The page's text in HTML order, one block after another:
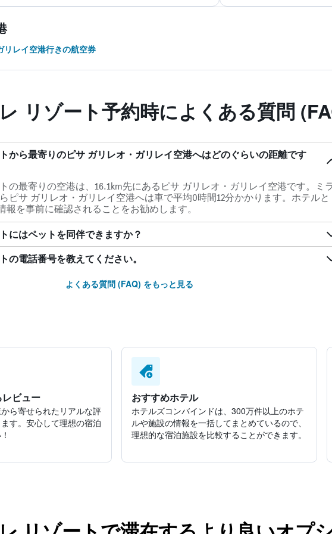
リレイ空港行きの航空券
リゾート予約時によくある質問
から最寄りのピサ ガリレオ・ガリレイ空港へはどのぐらいの距離です
の最寄りの空港は、16.1km先にあるピサ ガリレオ・ガリレイ空港です。ミ
ピサ ガリレオ・ガリレイ空港へは車で平均0時間12分かかります。ホテルと
報を事前に確認されることをお勧めします。
にはペットを同伴できますか？
の電話番号を教えてください。
よくある質問 (FAQ) をもっと見る
ビュー
ら寄せられたリアルな評
す。安心して理想の宿泊
おすすめホテル
ホテルズコンバインドは、300万件以上のホテ
ルや施設の情報を一括してまとめているので、
理想的な宿泊施設を比較することができます。